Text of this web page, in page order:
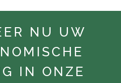
NU UW
IN ONZE